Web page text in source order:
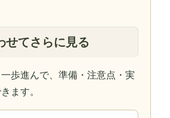
せてさらに見る
歩進んで、準備・注意点・実
ます。